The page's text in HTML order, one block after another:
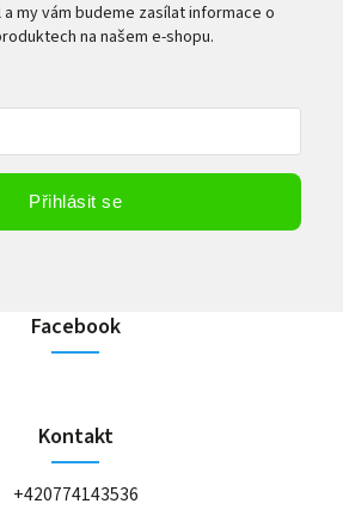
my vám budeme zasílat informace o
na našem e-shopu.
Přihlásit se
Facebook
Kontakt
+420774143536